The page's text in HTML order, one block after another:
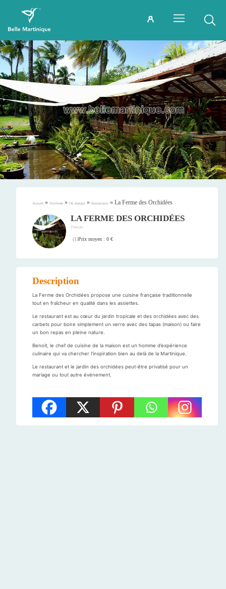
Accueil » Tourisme » Où manger » Restaurants » La Ferme des Orchidées
LA FERME DES ORCHIDÉES
Français
(1)Prix moyen : 0 €
Description
La Ferme des Orchidées propose une cuisine française traditionnelle
tout en fraîcheur en qualité dans les assiettes.
Le restaurant est au cœur du jardin tropicale et des orchidées avec des
carbets pour boire simplement un verre avec des tapas (maison) ou faire
un bon repas en pleine nature.
Benoit, le chef de cuisine de la maison est un homme d’expérience
culinaire qui va chercher l’inspiration bien au delà de la Martinique.
Le restaurant et le jardin des orchidées peut-être privatisé pour un
mariage ou tout autre événement.